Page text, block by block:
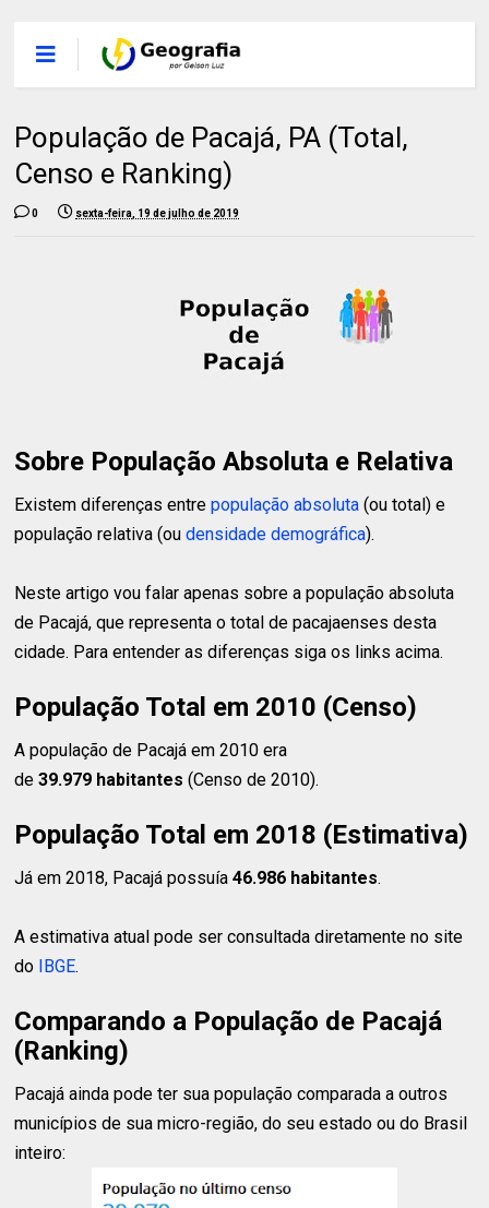
População de Pacajá, PA (Total,
Censo e Ranking)
0 sexta-feira, 19 de julho de 2019
Sobre População Absoluta e Relativa
Existem diferenças entrepopulação absoluta (ou total) e
população relativa (oudensidade demográfica).
Neste artigo vou falar apenas sobre a população absoluta
de Pacajá, que representa o total de pacajaenses desta
cidade. Para entender as diferenças siga os links acima.
População Total em 2010 (Censo)
A população de Pacajá em 2010 era
de39.979 habitantes(Censo de 2010).
População Total em 2018 (Estimativa)
Já em 2018, Pacajá possuía46.986 habitantes.
A estimativa atual pode ser consultada diretamente no site
do IBGE.
Comparando a População de Pacajá
(Ranking)
Pacajá ainda pode ter sua população comparada a outros
municípios de sua micro-região, do seu estado ou do Brasil
inteiro: